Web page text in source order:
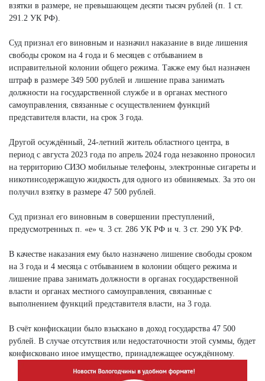
взятки в размере, не превышающем десяти тысяч рублей (п. 1 ст.
291.2 УК РФ).
Суд признал его виновным и назначил наказание в виде лишения
свободы сроком на 4 года и 6 месяцев с отбыванием в
исправительной колонии общего режима. Также ему был назначен
штраф в размере 349 500 рублей и лишение права занимать
должности на государственной службе и в органах местного
самоуправления, связанные с осуществлением функций
представителя власти, на срок 3 года.
Другой осуждённый, 24-летний житель областного центра, в
период с августа 2023 года по апрель 2024 года незаконно проносил
на территорию СИЗО мобильные телефоны, электронные сигареты и
никотинсодержащую жидкость для одного из обвиняемых. За это он
получил взятку в размере 47 500 рублей.
Суд признал его виновным в совершении преступлений,
предусмотренных п. «е» ч. 3 ст. 286 УК РФ и ч. 3 ст. 290 УК РФ.
В качестве наказания ему было назначено лишение свободы сроком
на 3 года и 4 месяца с отбыванием в колонии общего режима и
лишение права занимать должности в органах государственной
власти и органах местного самоуправления, связанные с
выполнением функций представителя власти, на 3 года.
В счёт конфискации было взыскано в доход государства 47 500
рублей. В случае отсутствия или недостаточности этой суммы, будет
конфисковано иное имущество, принадлежащее осуждённому.